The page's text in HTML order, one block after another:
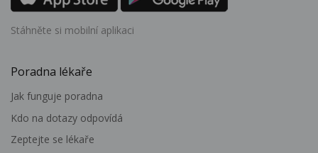
Stáhněte si mobilní aplikaci
Poradna lékaře
Jak funguje poradna
Kdo na dotazy odpovídá
Zeptejte se lékaře